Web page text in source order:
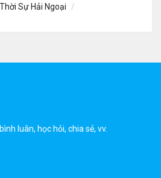
Sự Hải Ngoại
luân, học hỏi, chia sẻ, vv.